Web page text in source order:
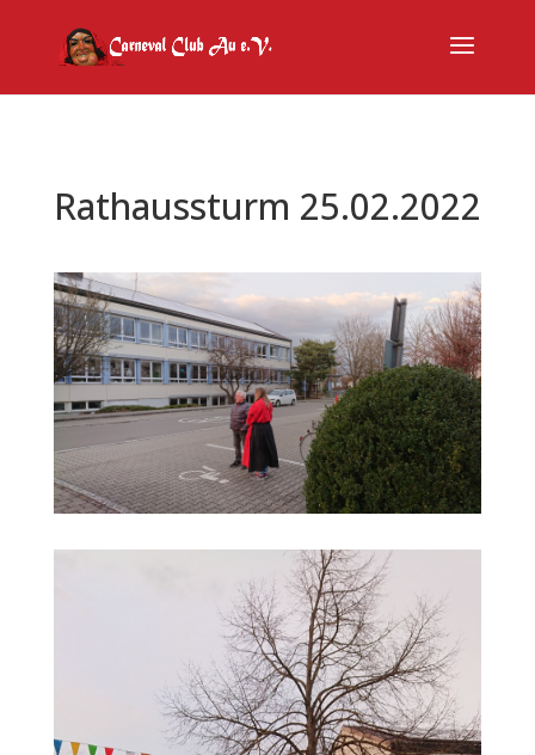
Rathaussturm 25.02.2022